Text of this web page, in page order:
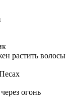
растить волосы
огонь